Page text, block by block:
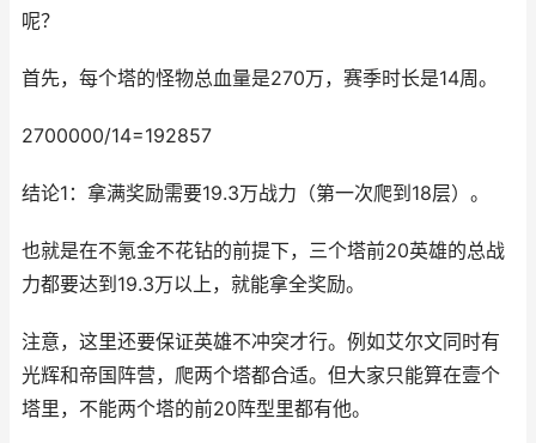
呢？
首先，每个塔的怪物总血量是270万，赛季时长是14周。
2700000/14=192857
结论1：拿满奖励需要19.3万战力（第一次爬到18层）。
也就是在不氪金不花钻的前提下，三个塔前20英雄的总战
力都要达到19.3万以上，就能拿全奖励。
注意，这里还要保证英雄不冲突才行。例如艾尔文同时有
光辉和帝国阵营，爬两个塔都合适。但大家只能算在壹个
塔里，不能两个塔的前20阵型里都有他。